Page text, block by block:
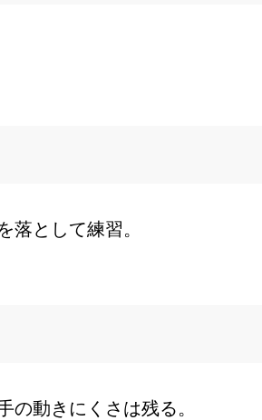
落として練習。
の動きにくさは残る。